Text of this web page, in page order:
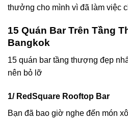
thưởng cho mình vì đã làm việc
15 Quán Bar Trên Tầng
Bangkok
15 quán bar tầng thượng đẹp
nên bỏ lỡ
1/ RedSquare Rooftop Bar
Bạn đã bao giờ nghe đến món